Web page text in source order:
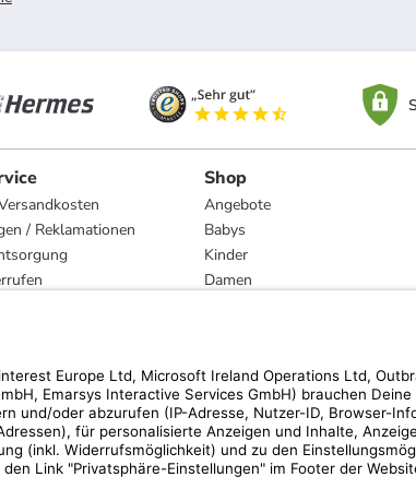
/ Reklamationen
Shop
Angebote
Babys
Kinder
Damen
Marken